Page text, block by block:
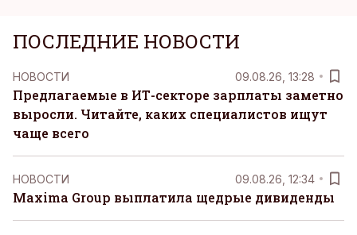
ПОСЛЕДНИЕ НОВОСТИ
НОВОСТИ 09.08.26, 13:28
Предлагаемые в ИТ-секторе зарплаты заметно
выросли. Читайте, каких специалистов ищут
чаще всего
НОВОСТИ 09.08.26, 12:34
Maxima Group выплатила щедрые дивиденды